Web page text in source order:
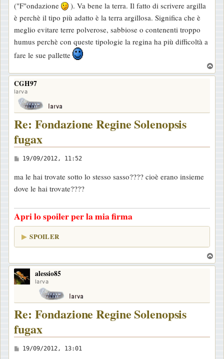
s
s
a
g
g
o
("F"ondazione
). Va bene la terra. Il fatto di scrivere argilla
è perchè il tipo più adatto è la terra argillosa. Significa che è
meglio evitare terre polverose, sabbiose o contenenti troppo
humus perchè con queste tipologie la regina ha più difficoltà a
fare le sue pallette
o
CGH97
larva
Re: Fondazione Regine Solenopsis
fugax
M
s
s
g
g
i
19/09/2012, 11:52
ma le hai trovate sotto lo stesso sasso???? cioè erano insieme
dove le hai trovate????
Apri lo spoiler per la mia firma
SPOILER
o
alessio85
larva
Re: Fondazione Regine Solenopsis
fugax
M
19/09/2012, 13:01